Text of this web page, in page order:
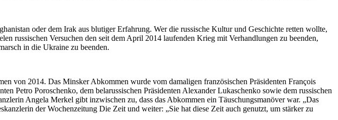
oder dem Irak aus blutiger Erfahrung. Wer die russische Kultur und Geschichte retten wollte,
russischen Versuchen den seit dem April 2014 laufenden Krieg mit Verhandlungen zu beenden,
in die Ukraine zu beenden.
von 2014. Das Minsker Abkommen wurde vom damaligen französischen Präsidenten François
Petro Poroschenko, dem belarussischen Präsidenten Alexander Lukaschenko sowie dem russischen
Angela Merkel gibt inzwischen zu, dass das Abkommen ein Täuschungsmanöver war. „Das
der Wochenzeitung Die Zeit und weiter: „Sie hat diese Zeit auch genutzt, um stärker zu